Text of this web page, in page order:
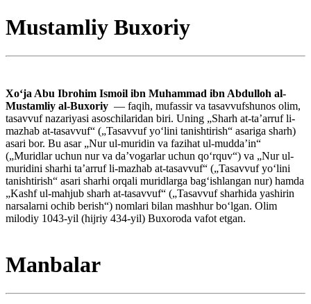
Mustamliy Buxoriy
Xoʻja Abu Ibrohim Ismoil ibn Muhammad ibn Abdulloh al-
Mustamliy al-Buxoriy — faqih, mufassir va tasavvufshunos olim,
tasavvuf nazariyasi asoschilaridan biri. Uning „Sharh at-taʼarruf li-
mazhab at-tasavvuf“ („Tasavvuf yo‘lini tanishtirish“ asariga sharh)
asari bor. Bu asar „Nur ul-muridin va fazihat ul-muddaʼin“
(„Muridlar uchun nur va daʼvogarlar uchun qo‘rquv“) va „Nur ul-
muridini sharhi taʼarruf li-mazhab at-tasavvuf“ („Tasavvuf yo‘lini
tanishtirish“ asari sharhi orqali muridlarga bag‘ishlangan nur) hamda
„Kashf ul-mahjub sharh at-tasavvuf“ („Tasavvuf sharhida yashirin
narsalarni ochib berish“) nomlari bilan mashhur bo‘lgan. Olim
milodiy 1043-yil (hijriy 434-yil) Buxoroda vafot etgan.
Manbalar